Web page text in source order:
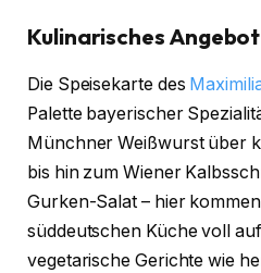
Kulinarisches Angebot
Die Speisekarte des
Palette bayerischer
Münchner Weißwurst über
bis hin zum Wiener
Gurken-Salat – hier
süddeutschen Küche voll
vegetarische Gerichte wie